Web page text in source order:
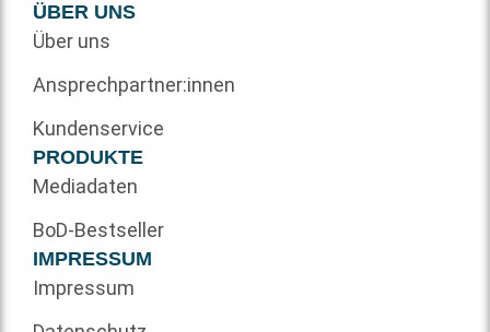
ÜBER UNS
Über uns
Ansprechpartner:innen
Kundenservice
PRODUKTE
Mediadaten
BoD-Bestseller
IMPRESSUM
Impressum